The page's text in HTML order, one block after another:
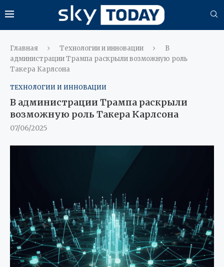
Главная Технологии и инновации
В
администрации Трампа раскрыли возможную роль
Такера Карлсона
ТЕХНОЛОГИИ И ИННОВАЦИИ
В администрации Трампа раскрыли
возможную роль Такера Карлсона
07/06/2025